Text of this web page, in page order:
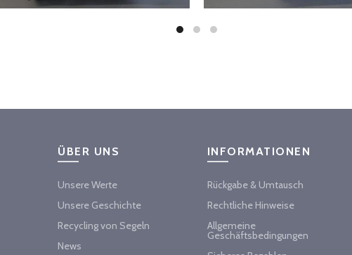
ÜBER UNS
Unsere Werte
Unsere Geschichte
Recycling von Segeln
News
INFORMATIONEN
Rückgabe & Umtausch
Rechtliche Hinweise
Allgemeine
Geschäftsbedingungen